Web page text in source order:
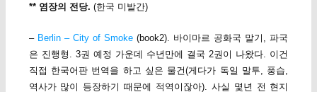
** 염장의 전당. (한국 미발간)
– Berlin – City of Smoke (book2). 바이마르 공화국 말기, 파국
은 진행형. 3권 예정 가운데 수년만에 결국 2권이 나왔다. 이건
직접 한국어판 번역을 하고 싶은 물건(게다가 독일 말투, 풍습,
역사가 많이 등장하기 때문에 적역이잖아). 사실 몇년 전 현지